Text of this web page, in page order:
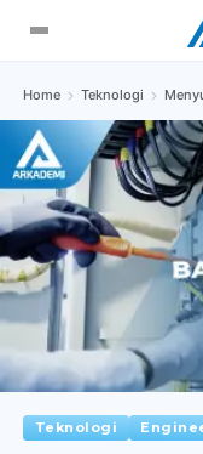
Home Teknologi
Teknologi